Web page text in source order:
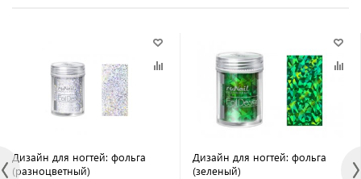
Дизайн для ногтей: фольга
(разноцветный)
Дизайн для ногтей: фольга
(зеленый)